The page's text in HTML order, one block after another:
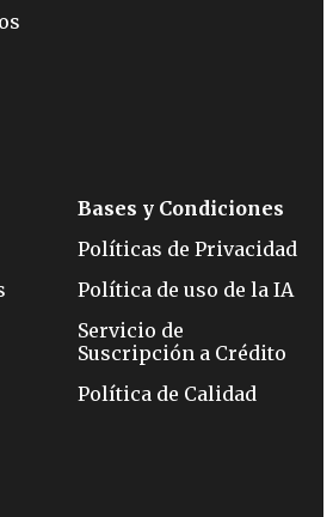
Bases y Condiciones
Políticas de Privacidad
Política de uso de la IA
Servicio de
Suscripción a Crédito
Política de Calidad